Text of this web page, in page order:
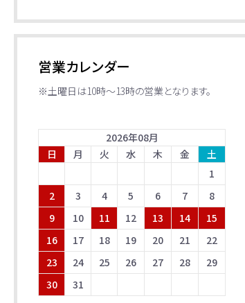
営業カレンダー
※土曜日は10時～13時の営業となります。
2026年08月
日
月 火 水 木 金
土
1
2
3 4 5 6 7
8
9
10 11 12 13 14
15
16
17 18 19 20 21
22
23
24 25 26 27 28
29
30
31